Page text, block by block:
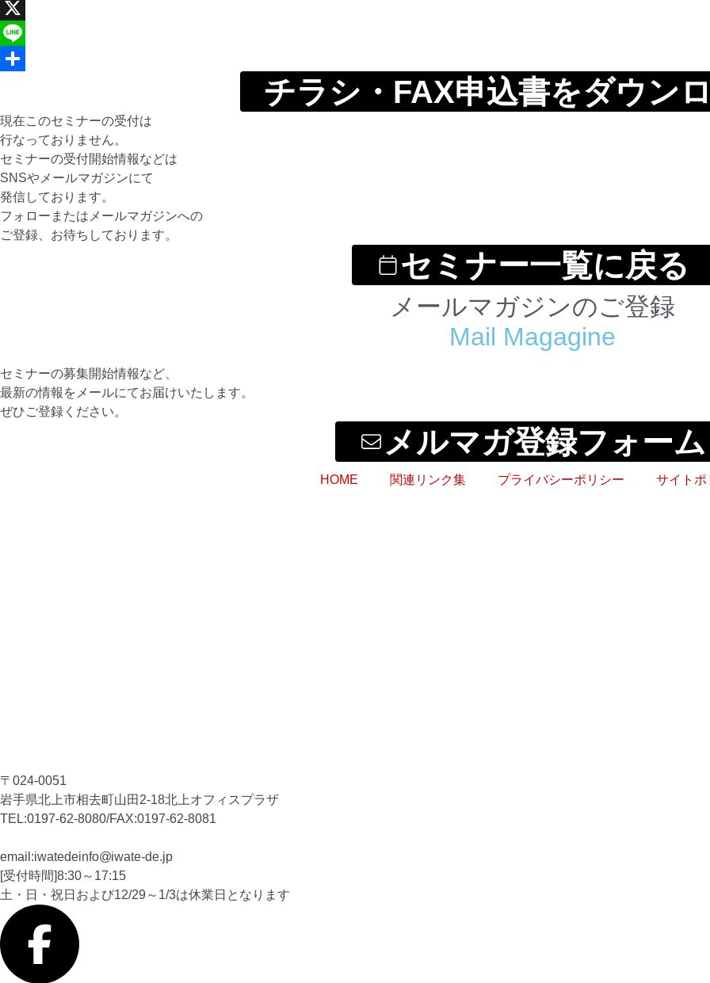
Facebook
X
Line
チラシ・FAX申込書をダウン
現在このセミナーの受付は
行なっておりません。
セミナーの受付開始情報などは
SNSやメールマガジンにて
発信しております。
フォローまたはメールマガジンへの
ご登録、お待ちしております。
セミナー一覧に戻る
メールマガジンのご登録
Mail Magagine
セミナーの募集開始情報など、
最新の情報をメールにてお届けいたします。
ぜひご登録ください。
メルマガ登録フォーム
HOME 関連リンク集 プライバシーポリシー サイトポ
〒024-0051
岩手県北上市相去町山田2-18北上オフィスプラザ
TEL:0197-62-8080/FAX:0197-62-8081
email:iwatedeinfo iwate-de.jp
[受付時間]8:30～17:15
土・日・祝日および12/29～1/3は休業日となります